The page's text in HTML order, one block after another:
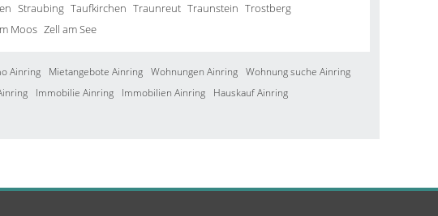
Straubing Taufkirchen Traunreut Traunstein Trostberg
Moos Zell am See
Ainring Mietangebote Ainring Wohnungen Ainring Wohnung suche Ainring
Immobilie Ainring Immobilien Ainring
Hauskauf Ainring